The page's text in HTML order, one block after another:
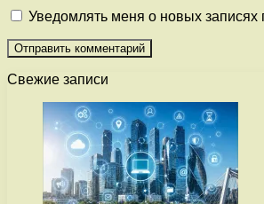
Уведомлять меня о новых записях
Свежие записи